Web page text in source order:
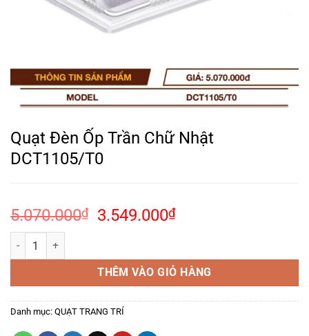
Quạt Đèn Ốp Trần Chữ Nhật
DCT1105/T0
5.070.000₫
Giá
5.070.000₫.
3.549.000₫Giá
là:
3.549.000₫.
Quạt Đèn Ốp Trần Chữ Nhật DCT1105/T0 số lượng
THÊM VÀO GIỎ HÀNG
Danh mục: QUẠT TRANG TRÍ